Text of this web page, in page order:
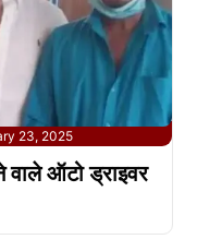
23, 2025
ऑटो ड्राइवर